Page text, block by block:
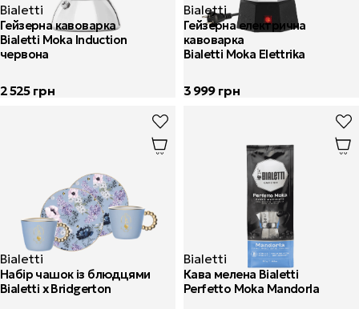
Гейзерна кавоварка
Bialetti Moka Induction
червона
Bialetti
2 525грн
Гейзерна електрична
кавоварка
Bialetti Moka Elettrika
Bialetti
3 999грн
Набір чашок із блюдцями
Bialetti x Bridgerton
Bialetti
Кава мелена Bialetti
Perfetto Moka Mandorla
Bialetti